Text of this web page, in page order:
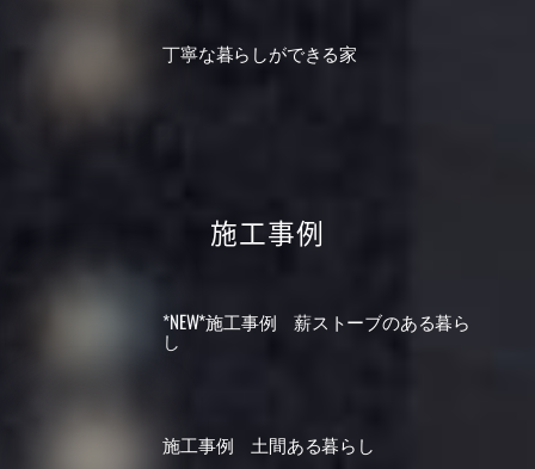
丁寧な暮らしができる家
施工事例
*NEW*施工事例 薪ストーブのある暮ら
し
施工事例 土間ある暮らし